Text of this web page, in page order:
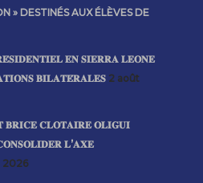
» DESTINÉS AUX ÉLÈVES DE
𝐄𝐍 𝐒𝐈𝐄𝐑𝐑𝐀 𝐋𝐄𝐎𝐍𝐄
𝐁𝐈𝐋𝐀𝐓𝐄́𝐑𝐀𝐋𝐄𝐒 2 août
𝐁𝐑𝐈𝐂𝐄 𝐂𝐋𝐎𝐓𝐀𝐈𝐑𝐄 𝐎𝐋𝐈𝐆𝐔𝐈
𝐋’𝐀𝐗𝐄
2026